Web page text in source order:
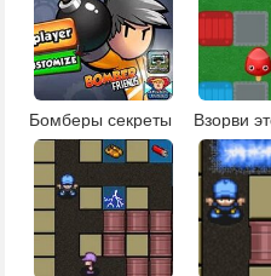
Бомберы секреты